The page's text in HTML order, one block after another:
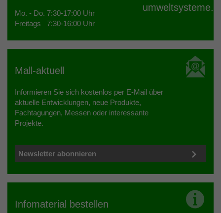
Mo. - Do. 7:30-17:00 Uhr
Freitags 7:30-16:00 Uhr
Mall-aktuell
Informieren Sie sich kostenlos per E-Mail über
aktuelle Entwicklungen, neue Produkte,
Fachtagungen, Messen oder interessante
Projekte.
Newsletter abonnieren
Infomaterial bestellen